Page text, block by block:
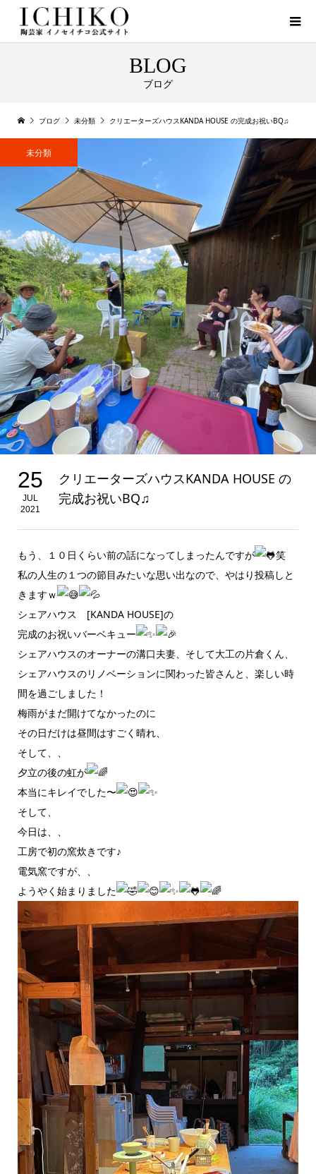
BLOG
ブログ
ブログ 未分類 クリエーターズハウスKANDA HOUSE の完成お祝いBQ♫
未分類
25
JUL
2021
クリエーターズハウスKANDA HOUSE の
完成お祝いBQ♫
もう、１０日くらい前の話になってしまったんですが
笑
私の人生の１つの節目みたいな思い出なので、やはり投稿しと
きますｗ
シェアハウス [KANDA HOUSE]の
完成のお祝いバーベキュー
シェアハウスのオーナーの溝口夫妻、そして大工の片倉くん、
シェアハウスのリノベーションに関わった皆さんと、楽しい時
間を過ごしました！
梅雨がまだ開けてなかったのに
その日だけは昼間はすごく晴れ、
そして、、
夕立の後の虹が
本当にキレイでした〜
そして、
今日は、、
工房で初の窯炊きです♪
電気窯ですが、、
ようやく始まりました